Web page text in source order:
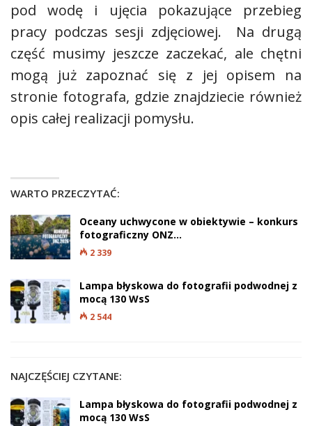
pod wodę i ujęcia pokazujące przebieg
pracy podczas sesji zdjęciowej. Na drugą
część musimy jeszcze zaczekać, ale chętni
mogą już zapoznać się z jej opisem na
stronie fotografa, gdzie znajdziecie również
opis całej realizacji pomysłu.
WARTO PRZECZYTAĆ:
Oceany uchwycone w obiektywie – konkurs
fotograficzny ONZ…
2 339
Lampa błyskowa do fotografii podwodnej z
mocą 130 WsS
2 544
NAJCZĘŚCIEJ CZYTANE:
Lampa błyskowa do fotografii podwodnej z
mocą 130 WsS